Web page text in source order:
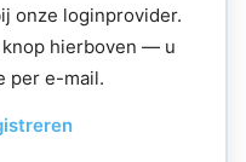
onze loginprovider.
hierboven — u
per e-mail.